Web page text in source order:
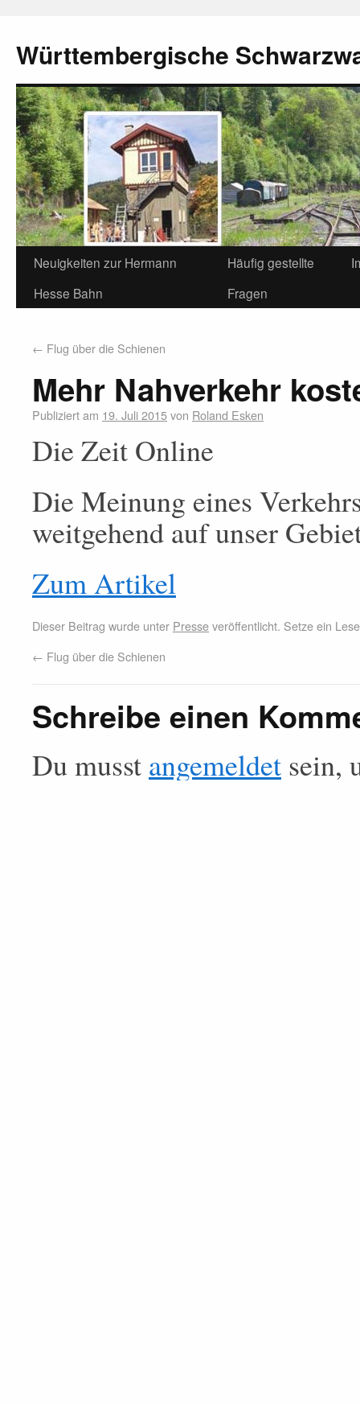
Württembergische
Neuigkeiten zur Hermann
Hesse Bahn
Häufig gestellte
Fragen
← Flug über die Schienen
Mehr Nahverkehr
Publiziert am 19. Juli 2015von Roland Esken
Die Zeit Online
Die Meinung eines
weitgehend auf unser
Zum Artikel
Dieser Beitrag wurde unter Presseveröffentlicht. Setze ein
← Flug über die Schienen
Schreibe einen
Du musst angemeldet sein,